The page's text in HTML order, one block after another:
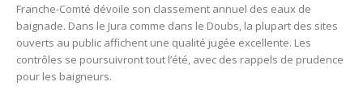
Franche-Comté dévoile son classement annuel des eaux de
baignade. Dans le Jura comme dans le Doubs, la plupart des sites
ouverts au public affichent une qualité jugée excellente. Les
contrôles se poursuivront tout l’été, avec des rappels de prudence
pour les baigneurs.